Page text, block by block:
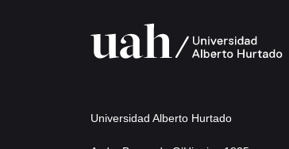
Universidad Alberto Hurtado